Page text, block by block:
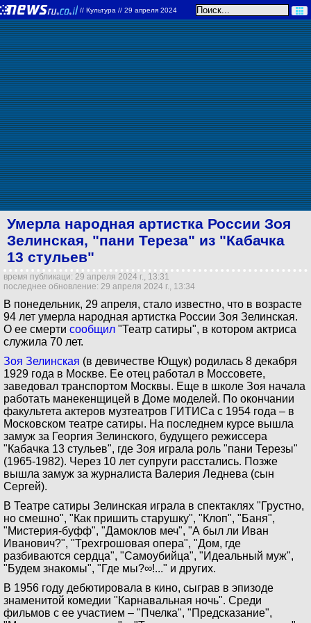
// Культура // 29 апреля 2024
Умерла народная артистка России Зоя
Зелинская, "пани Тереза" из "Кабачка
13 стульев"
время публикаци: 29 апреля 2024 г., 13:31
последнее обновление: 29 апреля 2024 г., 13:34
В понедельник, 29 апреля, стало известно, что в возрасте
94 лет умерла народная артистка России Зоя Зелинская.
О ее смерти сообщил "Театр сатиры", в котором актриса
служила 70 лет.
Зоя Зелинская (в девичестве Ющук) родилась 8 декабря
1929 года в Москве. Ее отец работал в Моссовете,
заведовал транспортом Москвы. Еще в школе Зоя начала
работать манекенщицей в Доме моделей. По окончании
факультета актеров музтеатров ГИТИСа с 1954 года – в
Московском театре сатиры. На последнем курсе вышла
замуж за Георгия Зелинского, будущего режиссера
"Кабачка 13 стульев", где Зоя играла роль "пани Терезы"
(1965-1982). Через 10 лет супруги расстались. Позже
вышла замуж за журналиста Валерия Леднева (сын
Сергей).
В Театре сатиры Зелинская играла в спектаклях "Грустно,
но смешно", "Как пришить старушку", "Клоп", "Баня",
"Мистерия-буфф", "Дамоклов меч", "А был ли Иван
Иванович?", "Трехгрошовая опера", "Дом, где
разбиваются сердца", "Самоубийца", "Идеальный муж",
"Будем знакомы", "Где мы?∞!..." и других.
В 1956 году дебютировала в кино, сыграв в эпизоде
знаменитой комедии "Карнавальная ночь". Среди
фильмов с ее участием – "Пчелка", "Предсказание",